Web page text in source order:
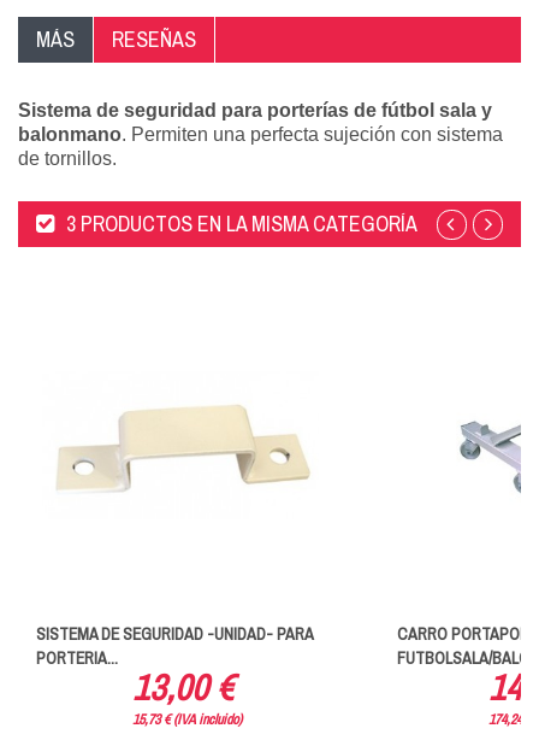
MÁS RESEÑAS
Sistema de seguridad para porterías de fútbol sala y
balonmano. Permiten una perfecta sujeción con sistema
de tornillos.
3 PRODUCTOS EN LA MISMA CATEGORÍA
SISTEMA DE SEGURIDAD -UNIDAD- PARA
PORTERIA...
13,00 €
15,73 € (IVA incluido)
CARRO
FUTBOLSALA/
174,24 €